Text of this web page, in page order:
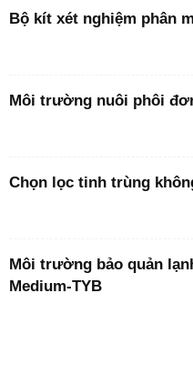
Bộ kít xét nghiệm phân
Môi trường nuôi phôi
Chọn lọc tinh trùng
Môi trường bảo quản
Medium-TYB